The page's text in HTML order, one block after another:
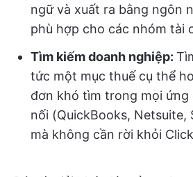
ngữ và xuất ra bằng ngôn
phù hợp cho các nhóm tài
Tìm kiếm doanh nghiệp:
tức một mục thuế cụ thể
đơn khó tìm trong mọi ứng
nối (QuickBooks, Netsuite,
mà không cần rời khỏi